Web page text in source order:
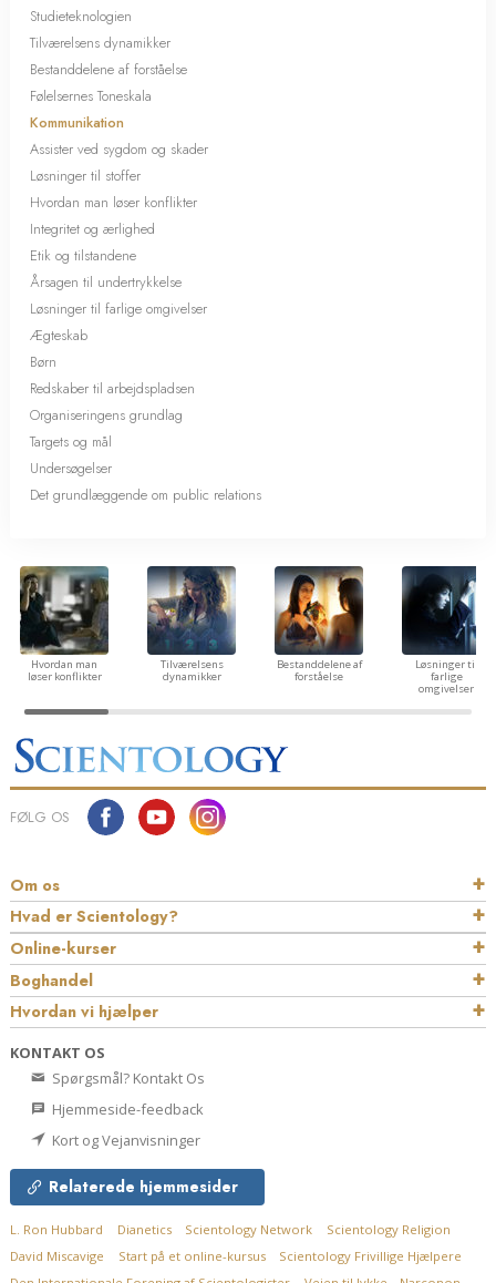
Studieteknologien
Tilværelsens dynamikker
Bestanddelene af forståelse
Følelsernes Toneskala
Kommunikation
Assister ved sygdom og skader
Løsninger til stoffer
Hvordan man løser konflikter
Integritet og ærlighed
Etik og tilstandene
Årsagen til undertrykkelse
Løsninger til farlige omgivelser
Ægteskab
Børn
Redskaber til arbejdspladsen
Organiseringens grundlag
Targets og mål
Undersøgelser
Det grundlæggende om public relations
Hvordan man
løser konflikter
Tilværelsens
dynamikker
Bestanddelene af
forståelse
Løsninger til
farlige
omgivelser
FØLG OS
Om os
Hvad er Scientology?
Online-kurser
Boghandel
Hvordan vi hjælper
KONTAKT OS
Spørgsmål? Kontakt Os
Hjemmeside-feedback
Kort og Vejanvisninger
Relaterede hjemmesider
L. Ron Hubbard Dianetics Scientology Network
Scientology Religion
David Miscavige
Start på et online-kursus
Scientology Frivillige Hjælpere